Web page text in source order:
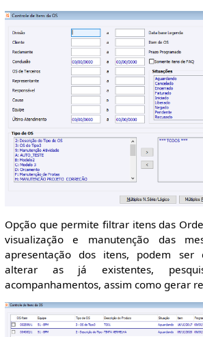
Opção que permite filtrar itens das
visualização e manutenção das
apresentação dos itens, podem ser
alterar as já existentes,
acompanhamentos, assim como gerar